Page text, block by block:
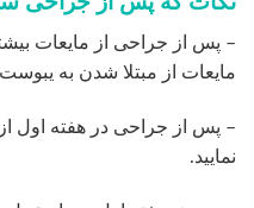
– در چند هفته اول بعد از
انجام ندهید.
کنید.